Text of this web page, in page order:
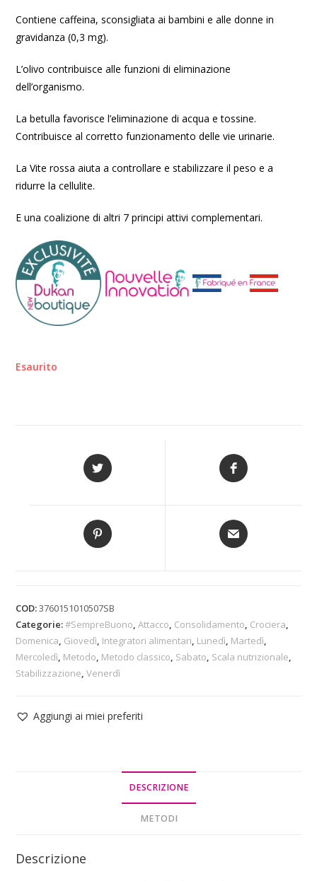
Contiene caffeina, sconsigliata ai bambini e alle donne in
gravidanza (0,3 mg).
L’olivo contribuisce alle funzioni di eliminazione
dell’organismo.
La betulla favorisce l’eliminazione di acqua e tossine.
Contribuisce al corretto funzionamento delle vie urinarie.
La Vite rossa aiuta a controllare e stabilizzare il peso e a
ridurre la cellulite.
E una coalizione di altri 7 principi attivi complementari.
Esaurito
COD:3760151010507SB
Categorie:#SempreBuono,Attacco, Consolidamento, Crociera,
Domenica, Giovedì, Integratori alimentari, Lunedì, Martedì,
Mercoledì, Metodo, Metodo classico, Sabato, Scala nutrizionale,
Stabilizzazione,Venerdì
Aggiungi ai miei preferiti
DESCRIZIONE
METODI
Descrizione